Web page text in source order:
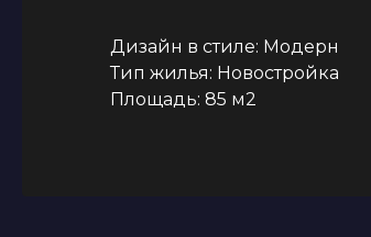
Дизайн в стиле: Модерн
Тип жилья: Новостройка
Площадь: 85 м2